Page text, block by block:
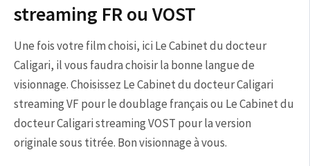
streaming FR ou VOST
Une fois votre film choisi, ici Le Cabinet du docteur
Caligari, il vous faudra choisir la bonne langue de
visionnage. Choisissez Le Cabinet du docteur Caligari
streaming VF pour le doublage français ou Le Cabinet du
docteur Caligari streaming VOST pour la version
originale sous titrée. Bon visionnage à vous.